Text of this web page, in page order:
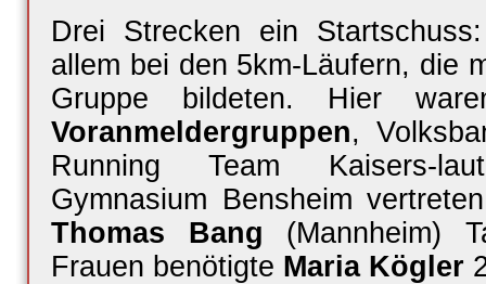
Drei Strecken ein
allem bei den 5km-Läufern, die
Gruppe bildeten. Hier
Voranmeldergruppen,
Running Team Kaisers-
Gymnasium Bensheim
Thomas Bang (Mannheim)
Frauen benötigte Maria Kögler